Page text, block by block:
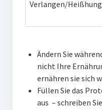
Verlangen/
Ändern Sie
nicht Ihre
ernähren sie sich
Füllen Sie das
aus – schreiben